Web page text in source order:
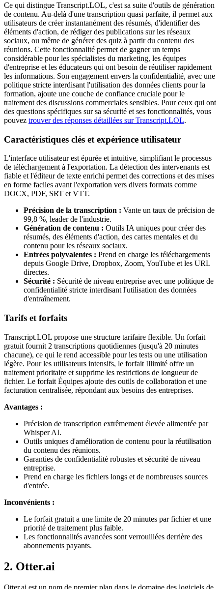
Ce qui distingue Transcript.LOL, c'est sa suite d'outils de génération
de contenu. Au-delà d'une transcription quasi parfaite, il permet aux
utilisateurs de créer instantanément des résumés, d'identifier des
éléments d'action, de rédiger des publications sur les réseaux
sociaux, ou même de générer des quiz à partir du contenu des
réunions. Cette fonctionnalité permet de gagner un temps
considérable pour les spécialistes du marketing, les équipes
d'entreprise et les éducateurs qui ont besoin de réutiliser rapidement
les informations. Son engagement envers la confidentialité, avec une
politique stricte interdisant l'utilisation des données clients pour la
formation, ajoute une couche de confiance cruciale pour le
traitement des discussions commerciales sensibles. Pour ceux qui ont
des questions spécifiques sur sa sécurité et ses fonctionnalités, vous
pouvez trouver des réponses détaillées sur Transcript.LOL.
Caractéristiques clés et expérience utilisateur
L'interface utilisateur est épurée et intuitive, simplifiant le processus
de téléchargement à l'exportation. La détection des intervenants est
fiable et l'éditeur de texte enrichi permet des corrections et des mises
en forme faciles avant l'exportation vers divers formats comme
DOCX, PDF, SRT et VTT.
Précision de la transcription : Vante un taux de précision de
99,8 %, leader de l'industrie.
Génération de contenu : Outils IA uniques pour créer des
résumés, des éléments d'action, des cartes mentales et du
contenu pour les réseaux sociaux.
Entrées polyvalentes : Prend en charge les téléchargements
depuis Google Drive, Dropbox, Zoom, YouTube et les URL
directes.
Sécurité : Sécurité de niveau entreprise avec une politique de
confidentialité stricte interdisant l'utilisation des données
d'entraînement.
Tarifs et forfaits
Transcript.LOL propose une structure tarifaire flexible. Un forfait
gratuit fournit 2 transcriptions quotidiennes (jusqu'à 20 minutes
chacune), ce qui le rend accessible pour les tests ou une utilisation
légère. Pour les utilisateurs intensifs, le forfait Illimité offre un
traitement prioritaire et supprime les restrictions de longueur de
fichier. Le forfait Équipes ajoute des outils de collaboration et une
facturation centralisée, répondant aux besoins des entreprises.
Avantages :
Précision de transcription extrêmement élevée alimentée par
Whisper AI.
Outils uniques d'amélioration de contenu pour la réutilisation
du contenu des réunions.
Garanties de confidentialité robustes et sécurité de niveau
entreprise.
Prend en charge les fichiers longs et de nombreuses sources
d'entrée.
Inconvénients :
Le forfait gratuit a une limite de 20 minutes par fichier et une
priorité de traitement plus faible.
Les fonctionnalités avancées sont verrouillées derrière des
abonnements payants.
2. Otter.ai
Otter.ai est un nom de premier plan dans le domaine des logiciels de